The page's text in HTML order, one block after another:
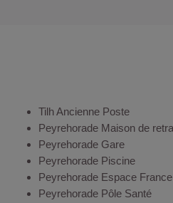
Tilh Ancienne Poste
Peyrehorade Maison de
Peyrehorade Gare
Peyrehorade Piscine
Peyrehorade Espace
Peyrehorade Pôle Santé